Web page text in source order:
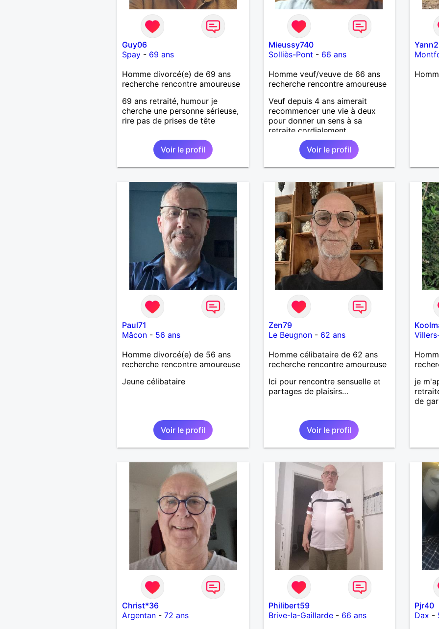
Guy06
Spay- 69 ans
Homme divorcé(e) de 69 ans
recherche rencontre amoureuse
69 ans retraité, humour je
cherche une personne sérieuse,
rire pas de prises de tête
Voir le profil
Mieussy740
Solliès-Pont - 66 ans
Homme veuf/veuve de 66 ans
recherche rencontre amoureuse
Veuf depuis 4 ans aimerait
recommencer une vie à deux
pour donner un sens à sa
retraite cordialement
Voir le profil
Paul71
Mâcon- 56 ans
Homme divorcé(e) de 56 ans
recherche rencontre amoureuse
Jeune célibataire
Voir le profil
Zen79
Le Beugnon- 62 ans
Homme célibataire de 62 ans
recherche rencontre amoureuse
Ici pour rencontre sensuelle et
partages de plaisirs…
Voir le profil
je
de
Christ*36
Argentan- 72 ans
Philibert59
Brive-la-Gaillarde- 66 ans
Pjr40
Dax -